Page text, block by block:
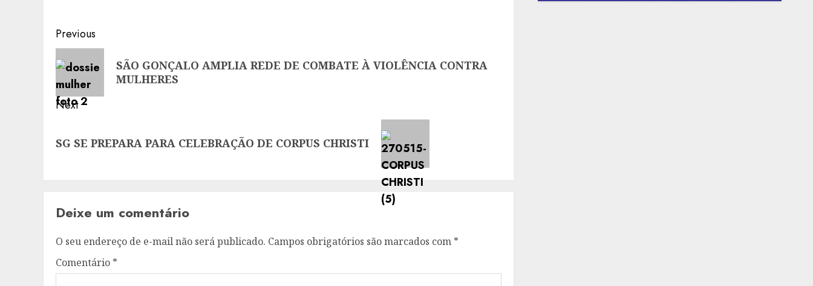
Post
navigation
Previous
Previous
post:
SÃO GONÇALO AMPLIA REDE DE COMBATE À VIOLÊNCIA CONTRA
MULHERES
Next
post:
SG SE PREPARA PARA CELEBRAÇÃO DE CORPUS CHRISTI
Deixe um comentário
O seu endereço de e-mail não será publicado. Campos obrigatórios são marcados com *
Comentário *